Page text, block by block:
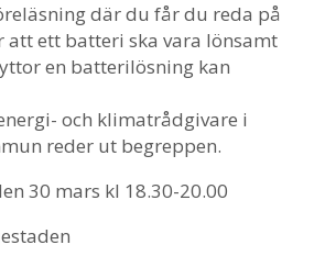
där du får du reda på
att ett batteri ska vara lönsamt
en batterilösning kan
och klimatrådgivare i
reder ut begreppen.
30 mars kl 18.30-20.00